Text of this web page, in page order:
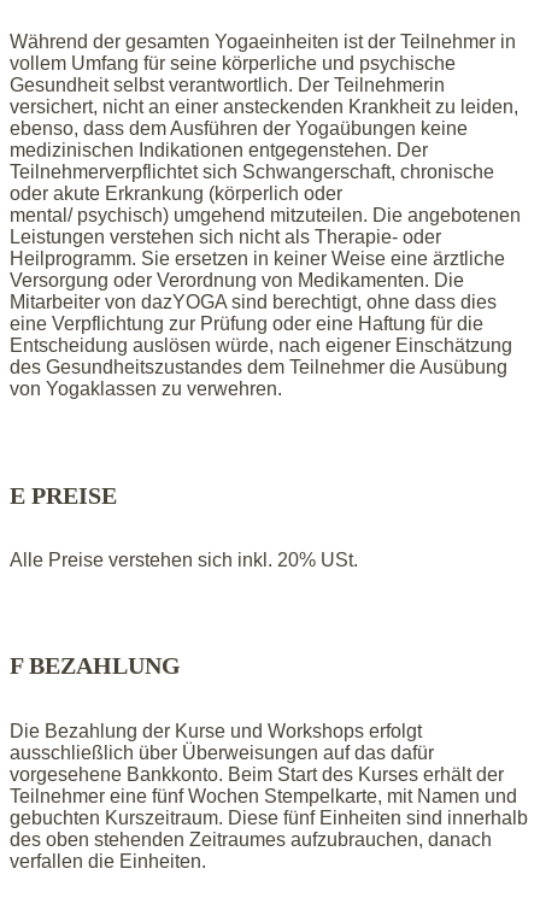
Während der gesamten Yogaeinheiten ist der Teilnehmer in
vollem Umfang für seine körperliche und psychische
Gesundheit selbst verantwortlich. Der Teilnehmerin
versichert, nicht an einer ansteckenden Krankheit zu leiden,
ebenso, dass dem Ausführen der Yogaübungen keine
medizinischen Indikationen entgegenstehen. Der
Teilnehmerverpflichtet sich Schwangerschaft, chronische
oder akute Erkrankung (körperlich oder
mental/ psychisch) umgehend mitzuteilen. Die angebotenen
Leistungen verstehen sich nicht als Therapie- oder
Heilprogramm. Sie ersetzen in keiner Weise eine ärztliche
Versorgung oder Verordnung von Medikamenten. Die
Mitarbeiter von dazYOGA sind berechtigt, ohne dass dies
eine Verpflichtung zur Prüfung oder eine Haftung für die
Entscheidung auslösen würde, nach eigener Einschätzung
des Gesundheitszustandes dem Teilnehmer die Ausübung
von Yogaklassen zu verwehren.
E PREISE
Alle Preise verstehen sich inkl. 20% USt.
F BEZAHLUNG
Die Bezahlung der Kurse und Workshops erfolgt
ausschließlich über Überweisungen auf das dafür
vorgesehene Bankkonto. Beim Start des Kurses erhält der
Teilnehmer eine fünf Wochen Stempelkarte, mit Namen und
gebuchten Kurszeitraum. Diese fünf Einheiten sind innerhalb
des oben stehenden Zeitraumes aufzubrauchen, danach
verfallen die Einheiten.